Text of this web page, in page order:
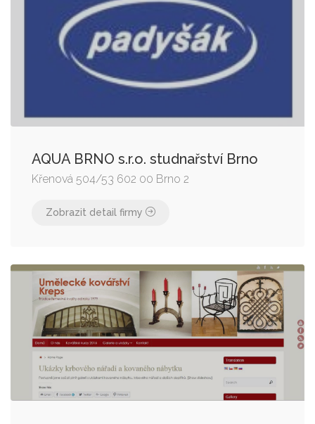
AQUA BRNO s.r.o. studnařství Brno
Křenová 504/53 602 00 Brno 2
Zobrazit detail firmy